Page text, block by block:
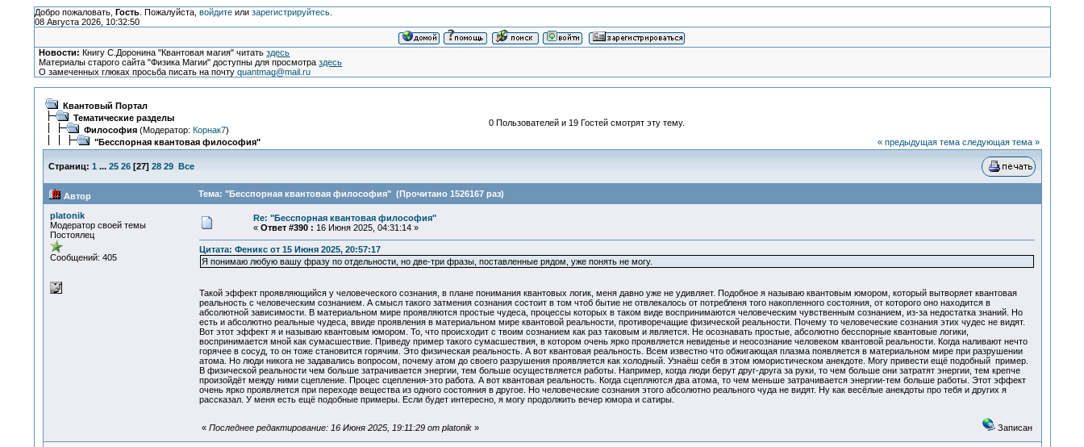
Добро пожаловать, Гость. Пожалуйста, войдитеили зарегистрируйтесь.
08 Августа 2026, 10:32:50
Новости: Книгу С.Доронина "Квантовая магия" читатьздесь
Материалы старого сайта "Физика Магии" доступны для просмотраздесь
О замеченных глюках просьба писать на почтуquantmag@mail.ru
Квантовый Портал
Тематические разделы
Философия(Модератор: Корнак7)
"Бесспорная квантовая философия"
0 Пользователей и 19 Гостей смотрят эту тему.
« предыдущая тема следующая тема »
Страниц: 1 ... 25 26[27] 28 29 Все
Автор Тема: "Бесспорная квантовая философия" (Прочитано 1526167 раз)
platonik
Модератор своей темы
Постоялец
Сообщений: 405
Re: "Бесспорная квантовая философия"
« Ответ #390 : 16 Июня 2025, 04:31:14 »
Цитата: Феникс от 15 Июня 2025, 20:57:17
Я понимаю любую вашу фразу по отдельности, но две-три фразы, поставленные рядом, уже понять не могу.
Такой эффект проявляющийся у человеческого сознания, в плане понимания квантовых логик, меня давно уже не удивляет. Подобное я называю квантовым юмором, который вытворяет квантовая
реальность с человеческим сознанием. А смысл такого затмения сознания состоит в том чтоб бытие не отвлекалось от потребленя того накопленного состояния, от которого оно находится в
абсолютной зависимости. В материальном мире проявляются простые чудеса, процессы которых в таком виде воспринимаются человеческим чувственным сознанием, из-за недостатка знаний. Но
есть и абсолютно реальные чудеса, ввиде проявления в материальном мире квантовой реальности, противоречащие физической реальности. Почему то человеческие сознания этих чудес не видят.
Вот этот эффект я и называю квантовым юмором. То, что происходит с твоим сознанием как раз таковым и является. Не осознавать простые, абсолютно бесспорные квантовые логики,
воспринимается мной как сумасшествие. Приведу пример такого сумасшествия, в котором очень ярко проявляется невиденье и неосознание человеком квантовой реальности. Когда наливают нечто
горячее в сосуд, то он тоже становится горячим. Это физическая реальность. А вот квантовая реальность. Всем известно что обжигающая плазма появляется в материальном мире при разрушении
атома. Но люди никога не задавались вопросом, почему атом до своего разрушения проявляется как холодный. Узнаёш себя в этом юмористическом анекдоте. Могу привести ещё подобный пример.
В физической реальности чем больше затрачивается энергии, тем больше осуществляется работы. Например, когда люди берут друг-друга за руки, то чем больше они затратят энергии, тем крепче
произойдёт между ними сцепление. Процес сцепления-это работа. А вот квантовая реальность. Когда сцепляются два атома, то чем меньше затрачивается энергии-тем больше работы. Этот эффект
очень ярко проявляется при переходе вещества из одного состояния в другое. Но человеческие сознания этого абсолютно реального чуда не видят. Ну как весёлые анекдоты про тебя и других я
рассказал. У меня есть ещё подобные примеры. Если будет интересно, я могу продолжить вечер юмора и сатиры.
« Последнее редактирование: 16 Июня 2025, 19:11:29 от platonik» Записан